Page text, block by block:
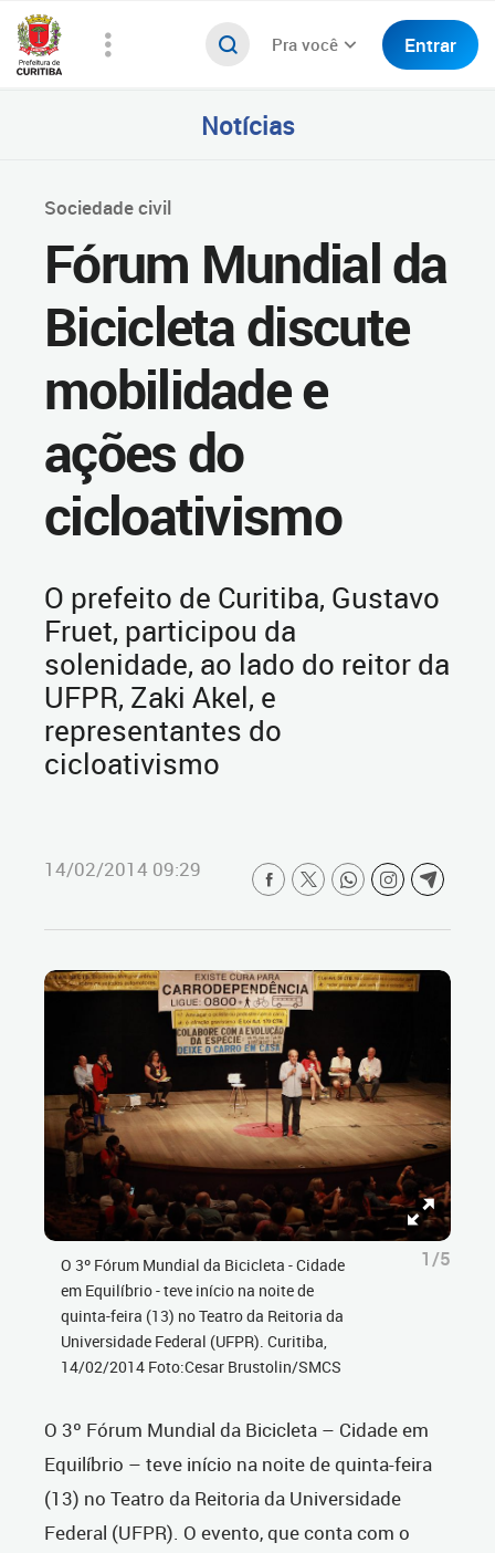
Pra você Entrar
Notícias
Sociedade civil
Fórum Mundial da
Bicicleta discute
mobilidade e
ações do
cicloativismo
O prefeito de Curitiba, Gustavo
Fruet, participou da
solenidade, ao lado do reitor da
UFPR, Zaki Akel, e
representantes do
cicloativismo
14/02/2014 09:29
O 3º Fórum Mundial da Bicicleta - Cidade
em Equilíbrio - teve início na noite de
quinta-feira (13) no Teatro da Reitoria da
Universidade Federal (UFPR). Curitiba,
14/02/2014 Foto:Cesar Brustolin/SMCS
1/5
O 3º Fórum Mundial da Bicicleta – Cidade em
Equilíbrio – teve início na noite de quinta-feira
(13) no Teatro da Reitoria da Universidade
Federal (UFPR). O evento, que conta com o